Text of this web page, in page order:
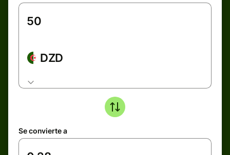
DZD
Se convierte a